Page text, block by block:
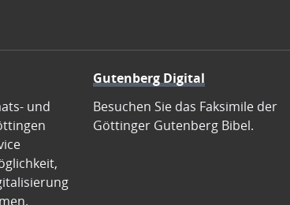
und
Gutenberg Digital
Besuchen Sie das Faksimile der
Göttinger Gutenberg Bibel.